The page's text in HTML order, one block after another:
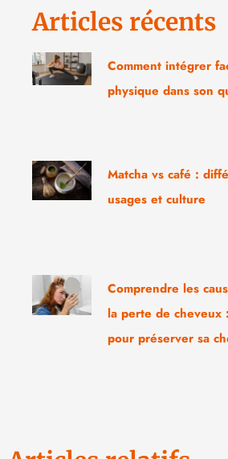
Articles récents
Comment intégrer
physique dans son
Matcha vs café :
usages et culture
Comprendre les
la perte de cheveux
pour préserver sa